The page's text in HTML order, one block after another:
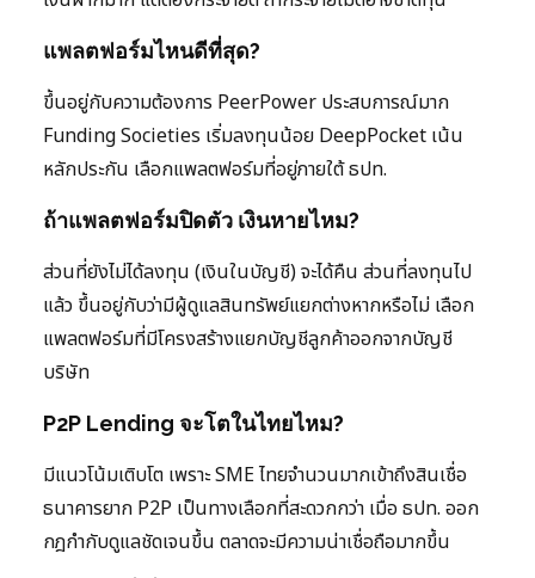
แพลตฟอร์มไหนดีที่สุด?
ขึ้นอยู่กับความต้องการ PeerPower ประสบการณ์มาก
Funding Societies เริ่มลงทุนน้อย DeepPocket เน้น
หลักประกัน เลือกแพลตฟอร์มที่อยู่ภายใต้ ธปท.
ถ้าแพลตฟอร์มปิดตัว เงินหายไหม?
ส่วนที่ยังไม่ได้ลงทุน (เงินในบัญชี) จะได้คืน ส่วนที่ลงทุนไป
แล้ว ขึ้นอยู่กับว่ามีผู้ดูแลสินทรัพย์แยกต่างหากหรือไม่ เลือก
แพลตฟอร์มที่มีโครงสร้างแยกบัญชีลูกค้าออกจากบัญชี
บริษัท
P2P Lending จะโตในไทยไหม?
มีแนวโน้มเติบโต เพราะ SME ไทยจำนวนมากเข้าถึงสินเชื่อ
ธนาคารยาก P2P เป็นทางเลือกที่สะดวกกว่า เมื่อ ธปท. ออก
กฎกำกับดูแลชัดเจนขึ้น ตลาดจะมีความน่าเชื่อถือมากขึ้น